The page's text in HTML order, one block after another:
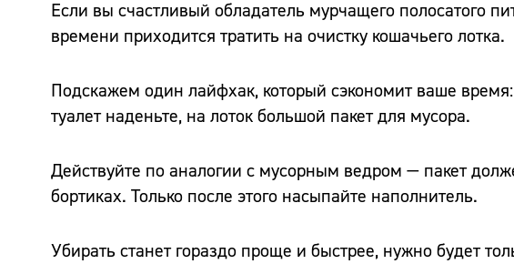
Если вы счастливый обладатель мурчащего полосатого
времени приходится тратить на очистку кошачьего лотка.
Подскажем один лайфхак, который сэкономит ваше
туалет наденьте, на лоток большой пакет для мусора.
Действуйте по аналогии с мусорным ведром — пакет
бортиках. Только после этого насыпайте наполнитель.
Убирать станет гораздо проще и быстрее, нужно будет